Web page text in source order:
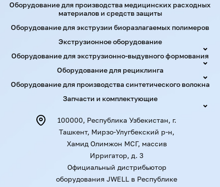
Оборудование для производства медицинских расходных
материалов и средств защиты
Оборудование для экструзии биоразлагаемых полимеров
Экструзионное оборудование
Оборудование для экструзионно-выдувного формования
Оборудование для рециклинга
Оборудование для производства синтетического волокна
Запчасти и комплектующие
100000, Республика Узбекистан, г.
Ташкент, Мирзо-Улугбекский р-н,
Хамид Олимжон МСГ, массив
Ирригатор, д. 3
Официальный дистрибьютор
оборудования JWELL в Республике